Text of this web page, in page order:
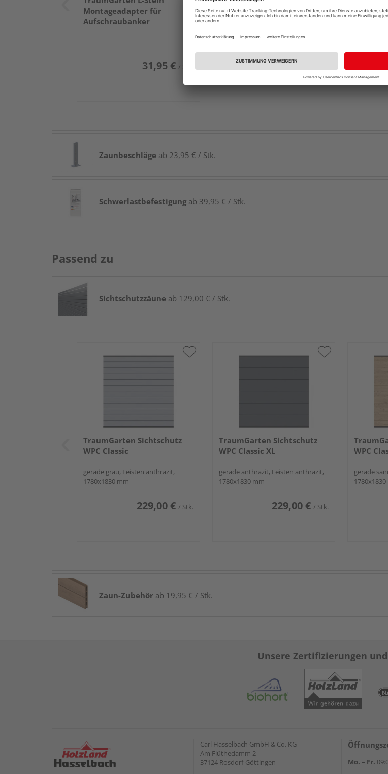
Montageadapter für
Aufschraubanker
31,95 € / Stk.
Zaunbeschläge ab 23,95 € / Stk.
Schwerlastbefestigung ab 39,95 € / Stk.
Passend zu
Sichtschutzzäune ab 129,00 € / Stk.
TraumGarten Sichtschutz
WPC Classic
gerade grau, Leisten anthrazit,
1780x1830 mm
229,00 € / Stk.
TraumGarten Sichtschutz
WPC Classic XL
gerade anthrazit, Leisten anthrazit,
1780x1830 mm
229,00 € / Stk.
WPC
gerade
Zaun-Zubehör ab 19,95 € / Stk.
Unsere Zertifizierungen
Carl Hasselbach GmbH & Co. KG
Am Flüthedamm 2
37124 Rosdorf-Göttingen
Mo. – Fr.